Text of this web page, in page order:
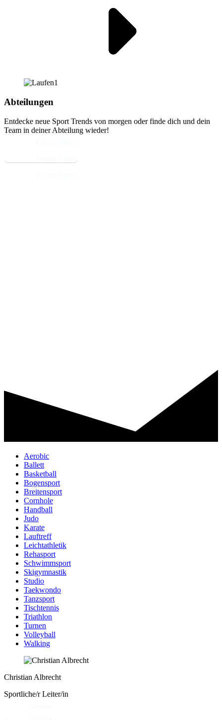
Abteilungen
Entdecke neue Sport Trends von morgen oder finde dich und dein
Team in deiner Abteilung wieder!
Aerobic
Ballett
Basketball
Bogensport
Breitensport
Cornhole
Handball
Judo
Karate
Lauftreff
Leichtathletik
Rehasport
Schwimmsport
Skigymnastik
Studio
Taekwondo
Tanzsport
Tischtennis
Triathlon
Turnen
Volleyball
Walking
Christian Albrecht
Sportliche/r Leiter/in